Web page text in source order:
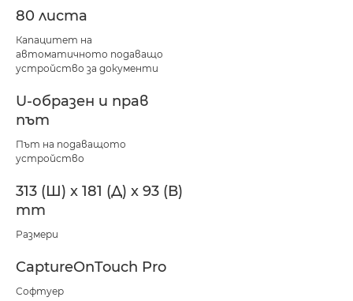
80 листа
Капацитет на
автоматичното подаващо
устройство за документи
U-образен и прав
път
Път на подаващото
устройство
313 (Ш) x 181 (Д) x 93 (В)
mm
Размери
CaptureOnTouch Pro
Софтуер